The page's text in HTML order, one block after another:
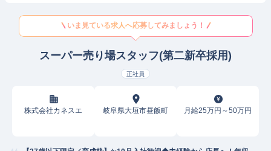
いま見ている求人へ応募してみましょう！
スーパー売り場スタッフ(第二新卒採用)
正社員
株式会社カネスエ 岐阜県大垣市昼飯町 月給25万円～50万円